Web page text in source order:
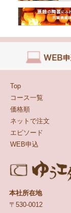
Top
コース一覧
価格順
ネットで注文
エピソード
WEB申込
本社所在地
〒530-0012